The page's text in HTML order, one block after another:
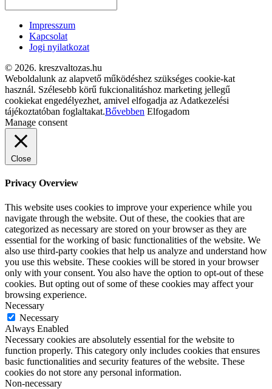
Impresszum
Kapcsolat
Jogi nyilatkozat
© 2026. kreszvaltozas.hu
Weboldalunk az alapvető működéshez szükséges cookie-kat
használ. Szélesebb körű fukcionalitáshoz marketing jellegű
cookiekat engedélyezhet, amivel elfogadja az Adatkezelési
tájékoztatóban foglaltakat.Bővebben Elfogadom
Manage consent
Close
Privacy Overview
This website uses cookies to improve your experience while you
navigate through the website. Out of these, the cookies that are
categorized as necessary are stored on your browser as they are
essential for the working of basic functionalities of the website. We
also use third-party cookies that help us analyze and understand how
you use this website. These cookies will be stored in your browser
only with your consent. You also have the option to opt-out of these
cookies. But opting out of some of these cookies may affect your
browsing experience.
Necessary
Necessary
Always Enabled
Necessary cookies are absolutely essential for the website to
function properly. This category only includes cookies that ensures
basic functionalities and security features of the website. These
cookies do not store any personal information.
Non-necessary